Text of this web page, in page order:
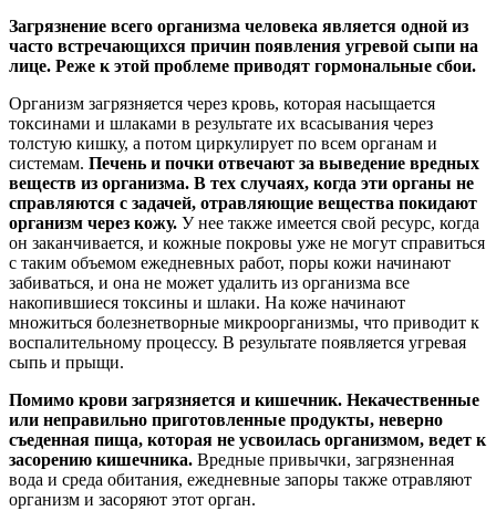
Загрязнение всего организма человека является одной из
часто встречающихся причин появления угревой сыпи на
лице. Реже к этой проблеме приводят гормональные сбои.
Организм загрязняется через кровь, которая насыщается
токсинами и шлаками в результате их всасывания через
толстую кишку, а потом циркулирует по всем органам и
системам. Печень и почки отвечают за выведение вредных
веществ из организма. В тех случаях, когда эти органы не
справляются с задачей, отравляющие вещества покидают
организм через кожу. У нее также имеется свой ресурс, когда
он заканчивается, и кожные покровы уже не могут справиться
с таким объемом ежедневных работ, поры кожи начинают
забиваться, и она не может удалить из организма все
накопившиеся токсины и шлаки. На коже начинают
множиться болезнетворные микроорганизмы, что приводит к
воспалительному процессу. В результате появляется угревая
сыпь и прыщи.
Помимо крови загрязняется и кишечник. Некачественные
или неправильно приготовленные продукты, неверно
съеденная пища, которая не усвоилась организмом, ведет к
засорению кишечника. Вредные привычки, загрязненная
вода и среда обитания, ежедневные запоры также отравляют
организм и засоряют этот орган.